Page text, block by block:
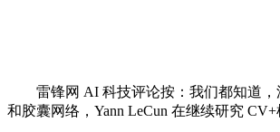
雷锋网 AI 科技评论按：我们都知道，深
和胶囊网络，Yann LeCun 在继续研究